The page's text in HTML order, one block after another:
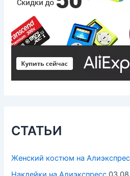
СТАТЬИ
Женский костюм на